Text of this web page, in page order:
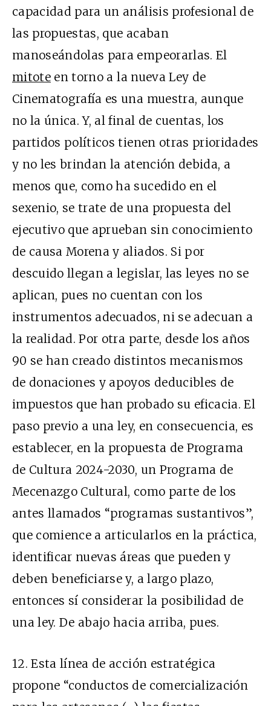
capacidad para un análisis profesional de
las propuestas, que acaban
manoseándolas para empeorarlas. El
mitote en torno a la nueva Ley de
Cinematografía es una muestra, aunque
no la única. Y, al final de cuentas, los
partidos políticos tienen otras prioridades
y no les brindan la atención debida, a
menos que, como ha sucedido en el
sexenio, se trate de una propuesta del
ejecutivo que aprueban sin conocimiento
de causa Morena y aliados. Si por
descuido llegan a legislar, las leyes no se
aplican, pues no cuentan con los
instrumentos adecuados, ni se adecuan a
la realidad. Por otra parte, desde los años
90 se han creado distintos mecanismos
de donaciones y apoyos deducibles de
impuestos que han probado su eficacia. El
paso previo a una ley, en consecuencia, es
establecer, en la propuesta de Programa
de Cultura 2024-2030, un Programa de
Mecenazgo Cultural, como parte de los
antes llamados “programas sustantivos”,
que comience a articularlos en la práctica,
identificar nuevas áreas que pueden y
deben beneficiarse y, a largo plazo,
entonces sí considerar la posibilidad de
una ley. De abajo hacia arriba, pues.
12. Esta línea de acción estratégica
propone “conductos de comercialización